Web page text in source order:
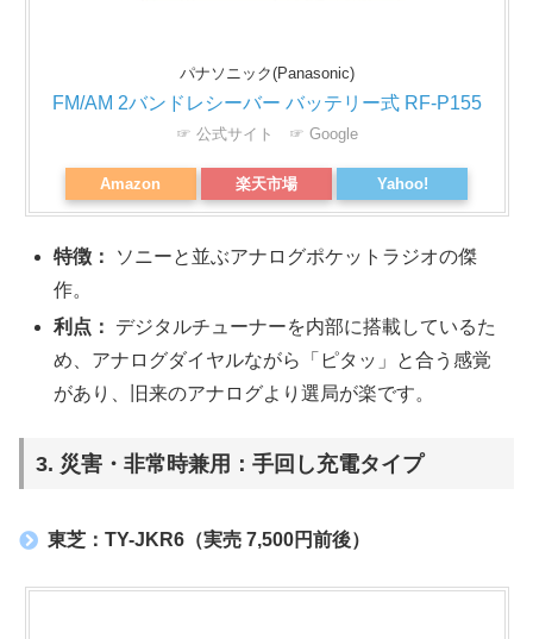
パナソニック(Panasonic)
FM/AM 2バンドレシーバー バッテリー式 RF-P155
☞ 公式サイト ☞ Google
Amazon 楽天市場 Yahoo!
特徴：
ソニーと並ぶアナログポケットラジオの傑
作。
利点：
デジタルチューナーを内部に搭載しているた
め、アナログダイヤルながら「ピタッ」と合う感覚
があり、旧来のアナログより選局が楽です。
3. 災害・非常時兼用：手回し充電タイプ
東芝：TY-JKR6（実売 7,500円前後）